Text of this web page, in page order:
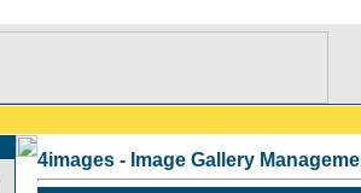
4images - Image Gallery